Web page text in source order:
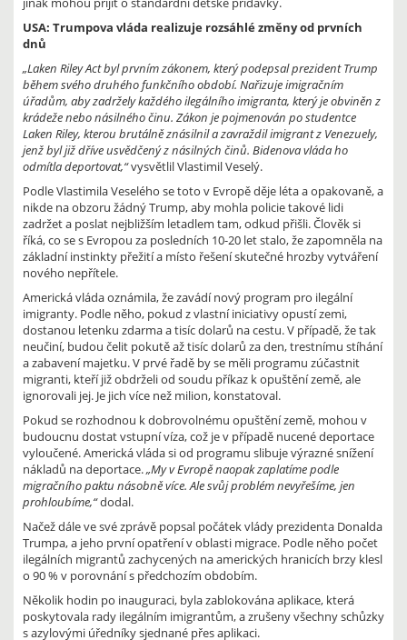
USA: Trumpova vláda realizuje rozsáhlé změny od prvních
dnů
„Laken Riley Act byl prvním zákonem, který podepsal prezident Trump
během svého druhého funkčního období. Nařizuje imigračním
úřadům, aby zadržely každého ilegálního imigranta, který je obviněn z
krádeže nebo násilného činu. Zákon je pojmenován po studentce
Laken Riley, kterou brutálně znásilnil a zavraždil imigrant z Venezuely,
jenž byl již dříve usvědčený z násilných činů. Bidenova vláda ho
odmítla deportovat,“vysvětlil Vlastimil Veselý.
Podle Vlastimila Veselého se toto v Evropě děje léta a opakovaně, a
nikde na obzoru žádný Trump, aby mohla policie takové lidi
zadržet a poslat nejbližším letadlem tam, odkud přišli. Člověk si
říká, co se s Evropou za posledních 10-20 let stalo, že zapomněla na
základní instinkty přežití a místo řešení skutečné hrozby vytváření
nového nepřítele.
Americká vláda oznámila, že zavádí nový program pro ilegální
imigranty. Podle něho, pokud z vlastní iniciativy opustí zemi,
dostanou letenku zdarma a tisíc dolarů na cestu. V případě, že tak
neučiní, budou čelit pokutě až tisíc dolarů za den, trestnímu stíhání
a zabavení majetku. V prvé řadě by se měli programu zúčastnit
migranti, kteří již obdrželi od soudu příkaz k opuštění země, ale
ignorovali jej. Je jich více než milion, konstatoval.
Pokud se rozhodnou k dobrovolnému opuštění země, mohou v
budoucnu dostat vstupní víza, což je v případě nucené deportace
vyloučené. Americká vláda si od programu slibuje výrazné snížení
nákladů na deportace.„My v Evropě naopak zaplatíme podle
migračního paktu násobně více. Ale svůj problém nevyřešíme, jen
prohloubíme,“dodal.
Načež dále ve své zprávě popsal počátek vlády prezidenta Donalda
Trumpa, a jeho první opatření v oblasti migrace. Podle něho počet
ilegálních migrantů zachycených na amerických hranicích brzy klesl
o 90 % v porovnání s předchozím obdobím.
Několik hodin po inauguraci, byla zablokována aplikace, která
poskytovala rady ilegálním imigrantům, a zrušeny všechny schůzky
s azylovými úředníky sjednané přes aplikaci.